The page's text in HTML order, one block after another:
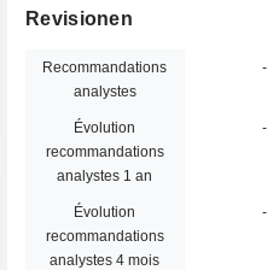
Revisionen
Recommandations
analystes
-
Évolution
recommandations
analystes 1 an
-
Évolution
recommandations
analystes 4 mois
-